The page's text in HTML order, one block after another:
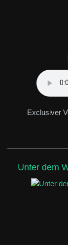
Exclusiver
Unter dem